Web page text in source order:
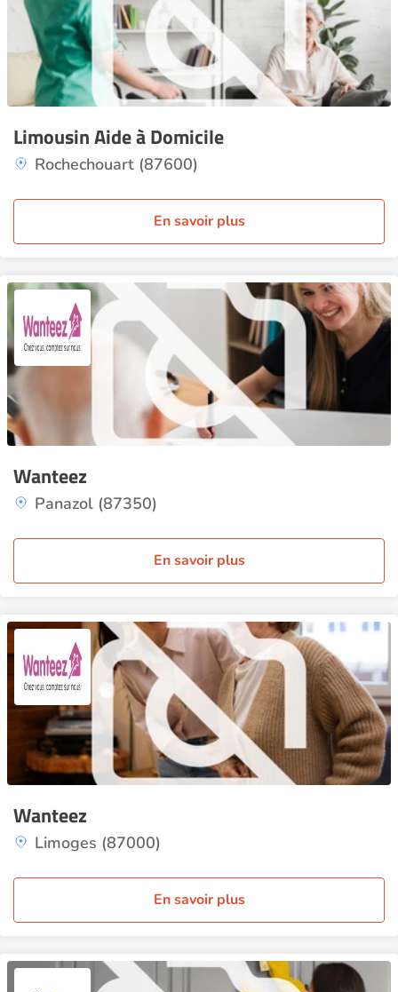
Limousin Aide à Domicile
Rochechouart (87600)
En savoir plus
Wanteez
Panazol (87350)
En savoir plus
Wanteez
Limoges (87000)
En savoir plus